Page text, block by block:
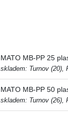
MATO MB-PP 25
skladem: Turnov (20),
MATO MB-PP 50
skladem: Turnov (26),